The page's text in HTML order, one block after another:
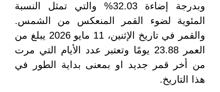
وبدرجة إضاءة 32.03% والتي تمثل النسبة
المئوية لضوء القمر المنعكس من الشمس.
والقمر في تاريخ الإثنين، 11 مايو 2026 يبلغ من
العمر 23.88 يومًا وتعتبر عدد الأيام التي مرت
من أخر قمر جديد او بمعنى بداية الطور في
هذا التاريخ.